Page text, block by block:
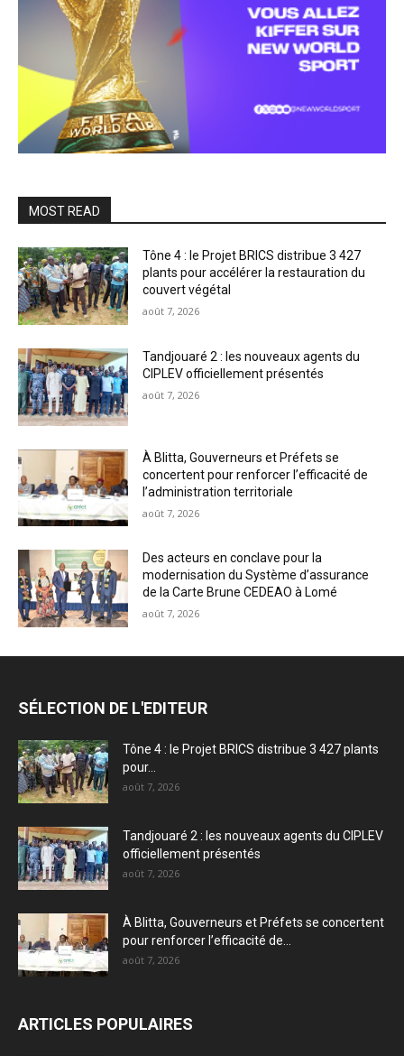
MOST READ
Tône 4 : le Projet BRICS distribue 3 427
plants pour accélérer la restauration du
couvert végétal
août 7, 2026
Tandjouaré 2 : les nouveaux agents du
CIPLEV officiellement présentés
août 7, 2026
À Blitta, Gouverneurs et Préfets se
concertent pour renforcer l’efficacité de
l’administration territoriale
août 7, 2026
Des acteurs en conclave pour la
modernisation du Système d’assurance
de la Carte Brune CEDEAO à Lomé
août 7, 2026
SÉLECTION DE L'EDITEUR
Tône 4 : le Projet BRICS distribue 3 427 plants
pour...
août 7, 2026
Tandjouaré 2 : les nouveaux agents du CIPLEV
officiellement présentés
août 7, 2026
À Blitta, Gouverneurs et Préfets se concertent
pour renforcer l’efficacité de...
août 7, 2026
ARTICLES POPULAIRES